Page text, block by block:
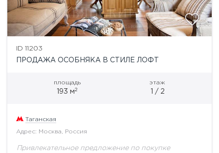
ID 11203
ПРОДАЖА ОСОБНЯКА В СТИЛЕ ЛОФТ
площадь
193 м2
этаж
1 / 2
Таганская
Адрес: Москва, Россия
Привлекательное предложение по покупке